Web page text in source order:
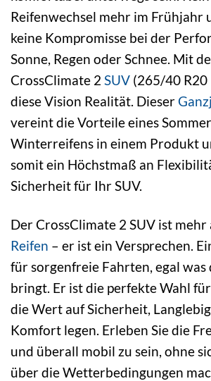
Reifenwechsel mehr im Frühjahr
keine Kompromisse bei der
Sonne, Regen oder Schnee. Mit
CrossClimate 2 SUV (265/40
diese Vision Realität. Dieser
vereint die Vorteile eines
Winterreifens in einem Produkt
somit ein Höchstmaß an
Sicherheit für Ihr SUV.
Der CrossClimate 2 SUV ist mehr
Reifen – er ist ein Versprechen.
für sorgenfreie Fahrten, egal was
bringt. Er ist die perfekte Wahl
die Wert auf Sicherheit,
Komfort legen. Erleben Sie die
und überall mobil zu sein, ohne
über die Wetterbedingungen